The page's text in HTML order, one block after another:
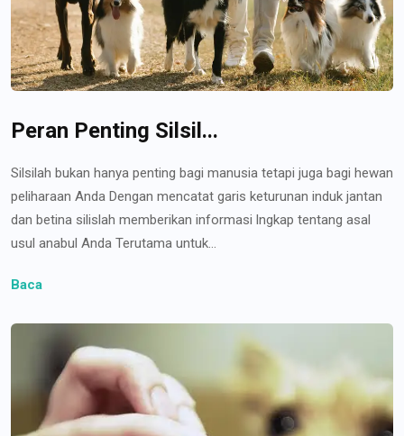
Peran Penting Silsil...
Silsilah bukan hanya penting bagi manusia tetapi juga bagi hewan
peliharaan Anda Dengan mencatat garis keturunan induk jantan
dan betina silislah memberikan informasi lngkap tentang asal
usul anabul Anda Terutama untuk...
Baca